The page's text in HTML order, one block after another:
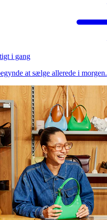
i gang
at sælge allerede i morgen.